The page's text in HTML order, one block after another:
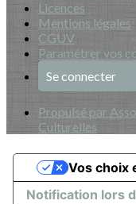
Licences
Mentions légales
CGUV
Paramétrer vos
Se connecter
Propulsé par
Culturelles
Notification lors
Vos choix